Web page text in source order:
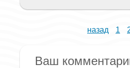
назад 1
Ваш